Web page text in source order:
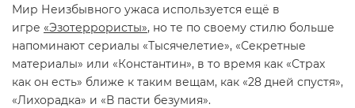
Мир Неизбывного ужаса используется ещё в
игре «Эзотеррористы», но те по своему стилю больше
напоминают сериалы «Тысячелетие», «Секретные
материалы» или «Константин», в то время как «Страх
как он есть» ближе к таким вещам, как «28 дней спустя»,
«Лихорадка» и «В пасти безумия».